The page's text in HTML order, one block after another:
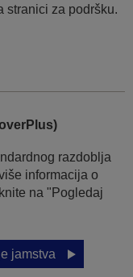
stranici za podršku.
razdoblja
informacija o
na "Pogledaj
jamstva